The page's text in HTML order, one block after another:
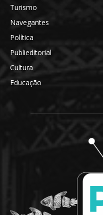
Turismo
Navegantes
Política
Publieditorial
Cultura
Educação